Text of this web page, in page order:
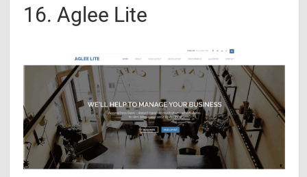
16. Aglee Lite